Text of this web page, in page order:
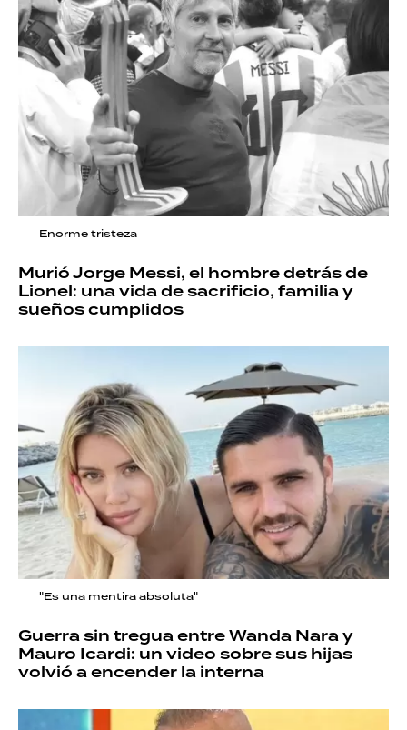
Enorme tristeza
Murió Jorge Messi, el hombre detrás de
Lionel: una vida de sacrificio, familia y
sueños cumplidos
"Es una mentira absoluta"
Guerra sin tregua entre Wanda Nara y
Mauro Icardi: un video sobre sus hijas
volvió a encender la interna